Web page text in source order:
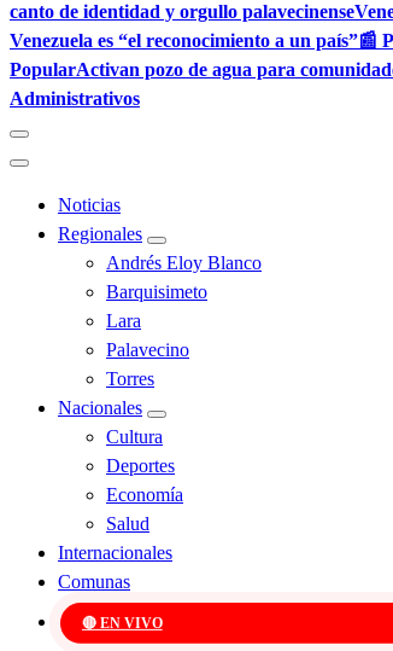
canto de identidad y orgullo palavecinense
Venezuela es “el reconocimiento a un país”📰
PopularActivan pozo de agua para
Administrativos
Noticias
Regionales
Andrés Eloy Blanco
Barquisimeto
Lara
Palavecino
Torres
Nacionales
Cultura
Deportes
Economía
Salud
Internacionales
Comunas
🔴 EN VIVO